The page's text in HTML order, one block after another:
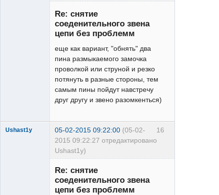
Re: снятие
соеденительного звена
цепи без проблемм
еще как вариант, "обнять" два
пина размыкаемого замочка
проволкой или струной и резко
потянуть в разные стороны, тем
самым пины пойдут навстречу
друг другу и звено разомкенться)
16
Ushast1y 05-02-2015 09:22:00 (05-02-
2015 09:22:27 отредактировано
Ushast1y)
Re: снятие
соеденительного звена
цепи без проблемм